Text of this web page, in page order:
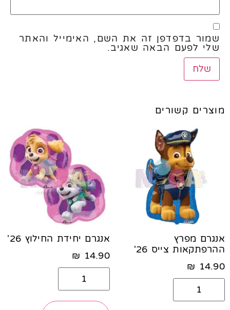
שמור בדפדפן זה את השם, האימייל והאתר
שלי לפעם הבאה שאגיב.
מוצרים קשורים
אנגרם מפרץ
ההרפתקאות צייס 26'
14.90
₪
אנגרם יחידת החילוץ 26'
14.90
₪